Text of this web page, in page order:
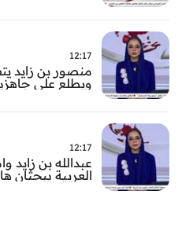
12:17
منصور بن زايد
ويطلع على
12:17
عبدالله بن زايد
العربية يبحثان